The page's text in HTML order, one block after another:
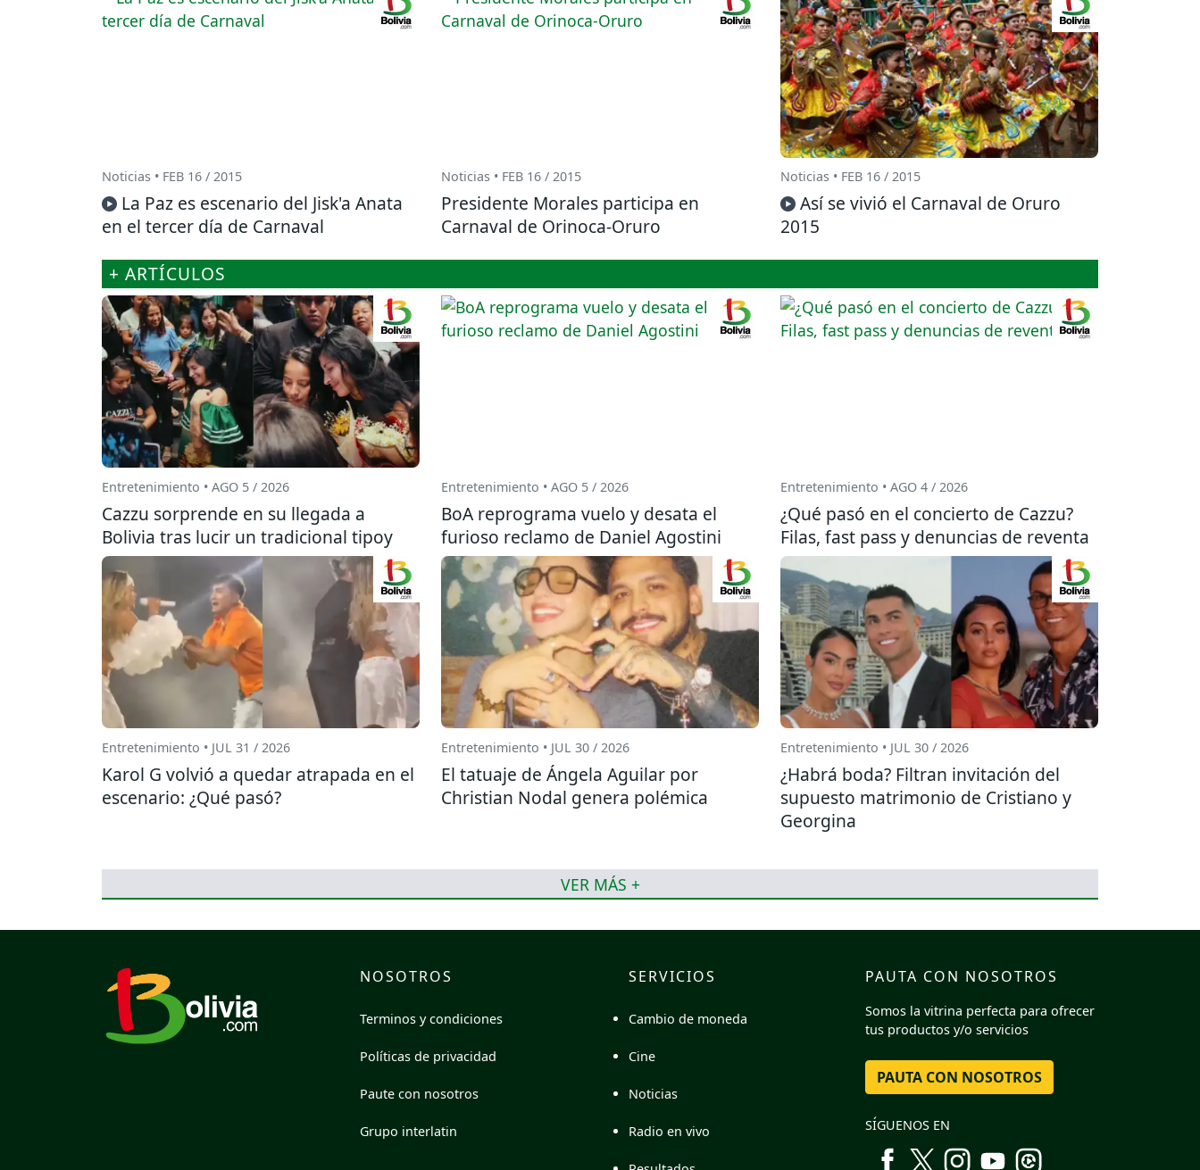
Noticias • FEB 16 / 2015
La Paz es escenario del Jisk'a Anata
en el tercer día de Carnaval
Noticias • FEB 16 / 2015
Presidente Morales participa en
Carnaval de Orinoca-Oruro
Noticias • FEB 16 / 2015
Así se vivió el Carnaval de Oruro
2015
+ ARTÍCULOS
Entretenimiento • AGO 5 / 2026
Cazzu sorprende en su llegada a
Bolivia tras lucir un tradicional tipoy
Entretenimiento • AGO 5 / 2026
BoA reprograma vuelo y desata el
furioso reclamo de Daniel Agostini
Entretenimiento • AGO 4 / 2026
¿Qué pasó en el concierto de Cazzu?
Filas, fast pass y denuncias de reventa
Entretenimiento • JUL 31 / 2026
Karol G volvió a quedar atrapada en el
escenario: ¿Qué pasó?
Entretenimiento • JUL 30 / 2026
El tatuaje de Ángela Aguilar por
Christian Nodal genera polémica
Entretenimiento • JUL 30 / 2026
¿Habrá boda? Filtran invitación del
supuesto matrimonio de Cristiano y
Georgina
VER MÁS +
NOSOTROS
Terminos y condiciones
Políticas de privacidad
Paute con nosotros
Grupo interlatin
SERVICIOS
Cambio de moneda
Cine
Noticias
Radio en vivo
PAUTA CON NOSOTROS
Somos la vitrina perfecta para ofrecer
tus productos y/o servicios
PAUTA CON NOSOTROS
SÍGUENOS EN